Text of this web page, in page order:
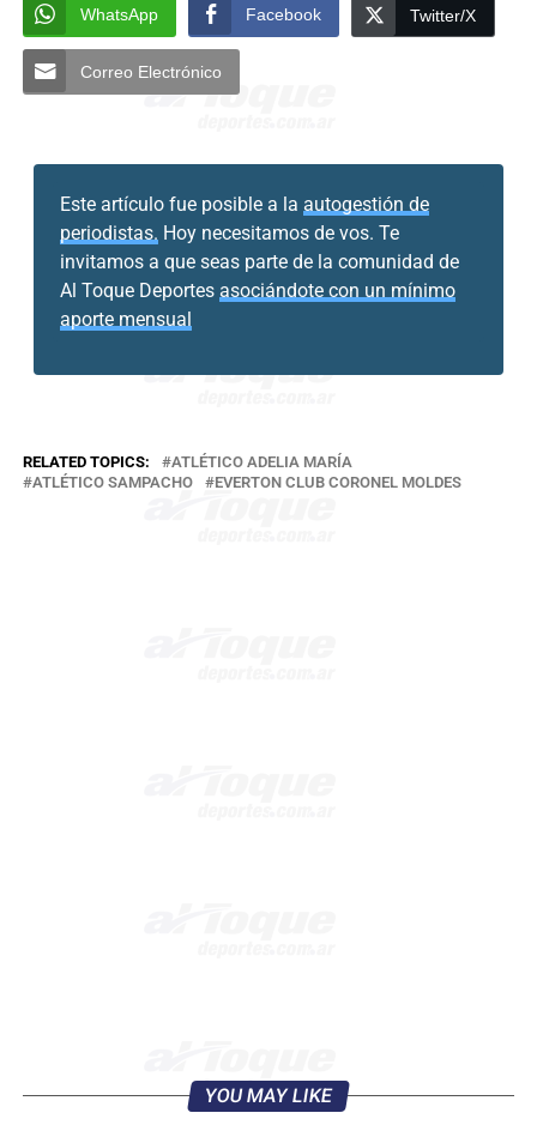
WhatsApp Facebook Twitter/X
Correo Electrónico
Este artículo fue posible a la autogestión de
periodistas. Hoy necesitamos de vos. Te
invitamos a que seas parte de la comunidad de
Al Toque Deportes asociándote con un mínimo
aporte mensual
RELATED TOPICS:
ATLÉTICO ADELIA MARÍA
ATLÉTICO SAMPACHO
EVERTON CLUB CORONEL MOLDES
YOU MAY LIKE